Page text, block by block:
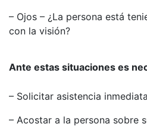
– Ojos – ¿La persona está
con la visión?
Ante estas situaciones es
– Solicitar asistencia
– Acostar a la persona sobre